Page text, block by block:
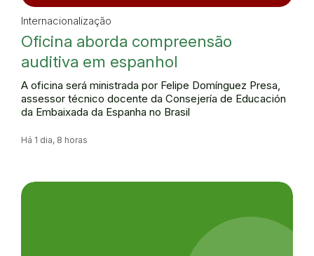
Internacionalização
Oficina aborda compreensão
auditiva em espanhol
A oficina será ministrada por Felipe Domínguez Presa,
assessor técnico docente da Consejería de Educación
da Embaixada da Espanha no Brasil
Há 1 dia, 8 horas